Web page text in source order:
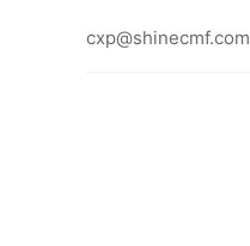
cxp@shinecmf.com